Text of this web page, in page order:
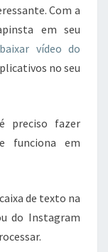
Com a
em seu
baixar vídeo do
no seu
preciso fazer
funciona em
de texto na
do Instagram